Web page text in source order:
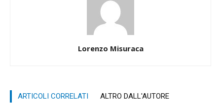
Lorenzo Misuraca
ARTICOLI CORRELATI ALTRO DALL'AUTORE